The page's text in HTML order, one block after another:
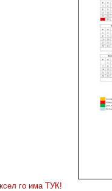
го има ТУК!